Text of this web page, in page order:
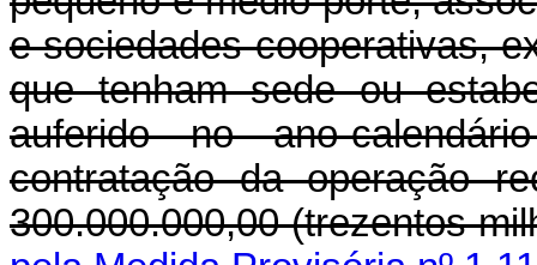
e sociedades cooperativas,
que tenham sede ou
auferido no ano-
contratação da operação
300.000.000,00